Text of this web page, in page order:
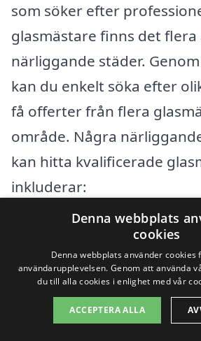
som söker efter
glasmästare finns det
närliggande städer.
kan du enkelt söka efter
få offerter från flera
område. Några
kan hitta kvalificerade
inkluderar:
Löberöd
Höör
Denna webbplats
cookies
Denna webbplats använder
användarupplevelsen. Genom att använda
du till alla cookies i enlighet med vår
ACCEPTERA ALLA